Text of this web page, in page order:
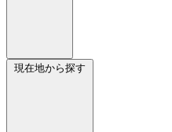
現在地から探す